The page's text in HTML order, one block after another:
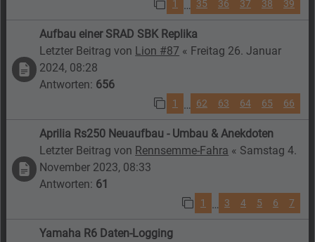
1 … 35 36 37 38 39
Aufbau einer SRAD SBK Replika
Letzter Beitrag von Lion #87 « Freitag 26. Januar
2024, 08:28
Antworten: 656
1 … 62 63 64 65 66
Aprilia Rs250 Neuaufbau - Umbau & Anekdoten
Letzter Beitrag von Rennsemme-Fahra « Samstag 4.
November 2023, 08:33
Antworten: 61
1 … 3 4 5 6 7
Yamaha R6 Daten-Logging